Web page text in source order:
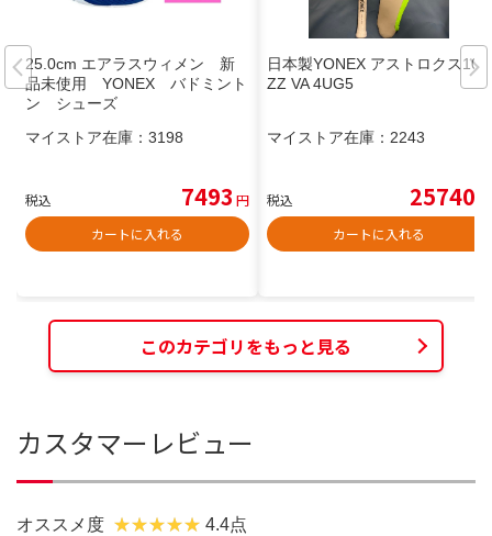
25.0cm エアラスウィメン 新
品未使用 YONEX バドミント
ン シューズ
マイストア在庫： 3198
税込 7493 円
カートに入れる
日本製YONEX アストロクス100
ZZ VA 4UG5
マイストア在庫： 2243
税込 25740
カートに入れる
このカテゴリをもっと見る
カスタマーレビュー
オススメ度 4.4点